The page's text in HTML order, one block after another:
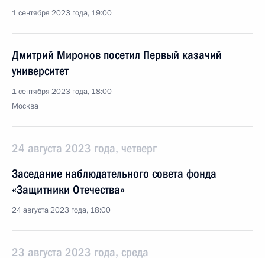
1 сентября 2023 года, 19:00
Дмитрий Миронов посетил Первый казачий
университет
1 сентября 2023 года, 18:00
Москва
24 августа 2023 года, четверг
Заседание наблюдательного совета фонда
«Защитники Отечества»
24 августа 2023 года, 18:00
23 августа 2023 года, среда